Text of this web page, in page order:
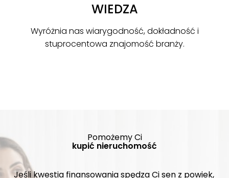
WIEDZA
Wyróżnia nas wiarygodność, dokładność i
stuprocentowa znajomość branży.
Pomożemy Ci
kupić nieruchomość
Jeśli kwestia finansowania spędza Ci sen z powiek,